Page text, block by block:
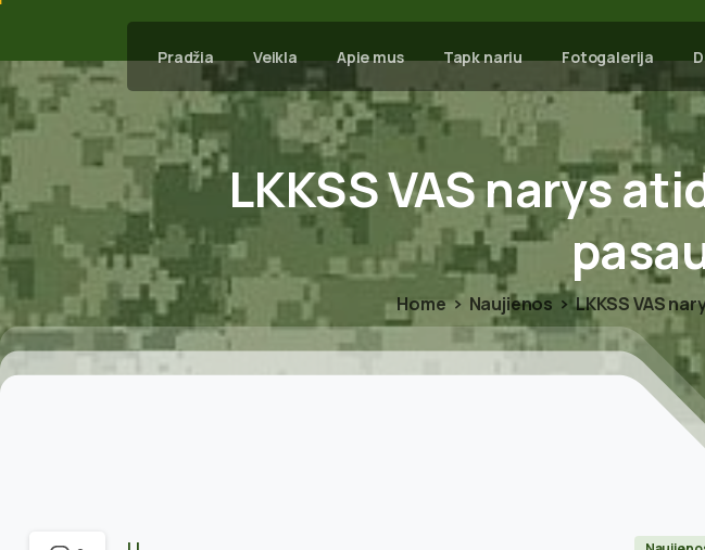
Pradžia Veikla Apie mus Tapk nariu Fotogalerija
LKKSSVASnarys
Home Naujienos LKKSS VAS